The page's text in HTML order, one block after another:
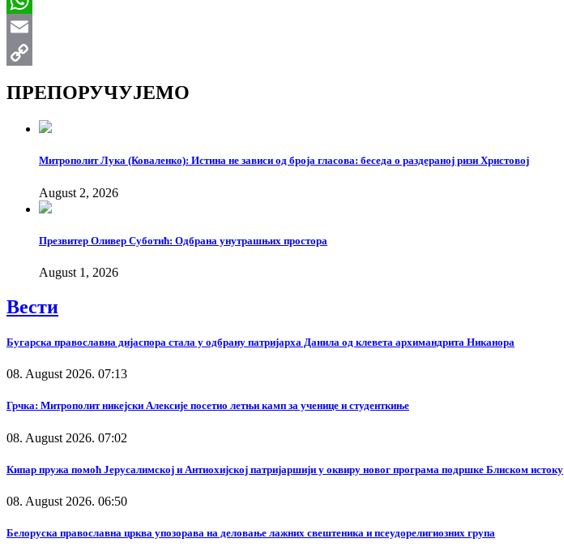
WhatsApp
Email
ПРЕПОРУЧУЈЕМО
Митрополит Лука (Коваленко): Истина не зависи од броја гласова: беседа о раздераној ризи Христовој
August 2, 2026
Презвитер Оливер Суботић: Одбрана унутрашњих простора
August 1, 2026
Вести
Бугарска православна дијаспора стала у одбрану патријарха Данила од клевета архимандрита Никанора
08. August 2026. 07:13
Грчка: Митрополит никејски Алексије посетио летњи камп за ученице и студенткиње
08. August 2026. 07:02
Кипар пружа помоћ Јерусалимској и Антиохијској патријаршији у оквиру новог програма подршке Блиском истоку
08. August 2026. 06:50
Белоруска православна црква упозорава на деловање лажних свештеника и псеудорелигиозних група